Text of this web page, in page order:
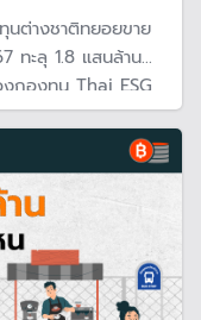
นต่างชาติทยอยขาย
ทะลุ 1.8 แสนล้าน
งกองทุน Thai ESG
หย่อนภาษี เพื่อดึงดูด
กยิ่งขึ้น